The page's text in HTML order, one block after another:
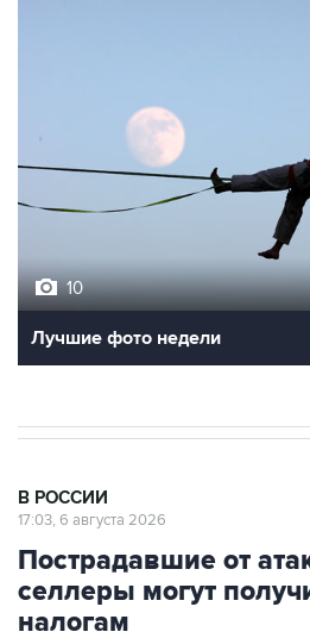
Лучшие фото недели
Пострадавшие от
селлеры могут
налогам
Этот вопрос обсуждается в